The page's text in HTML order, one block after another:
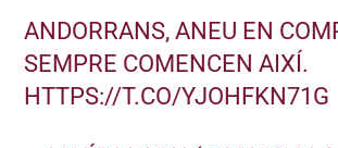
ANDORRANS, ANEU EN
SEMPRE COMENCEN AIXÍ.
HTTPS://T.CO/YJOHFKN71G